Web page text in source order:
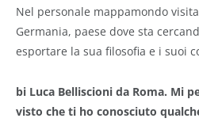
Nel personale mappamondo
Germania, paese dove sta
esportare la sua filosofia e i suoi
bi Luca Belliscioni da Roma. Mi
visto che ti ho conosciuto